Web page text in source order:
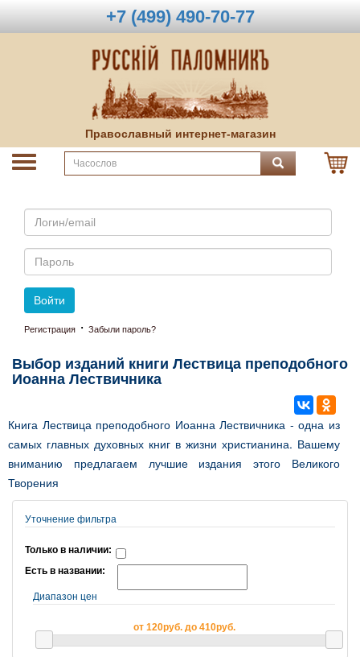
+7 (499) 490-70-77
Православный интернет-магазин
Email
Пароль
Войти
Регистрация · Забыли пароль?
Выбор изданий книги Лествица преподобного
Иоанна Лествичника
Книга Лествица преподобного Иоанна Лествичника - одна из
самых главных духовных книг в жизни христианина. Вашему
вниманию предлагаем лучшие издания этого Великого
Творения
Уточнение фильтра
Только в наличии:
Есть в названии:
Диапазон цен
от 120руб. до 410руб.